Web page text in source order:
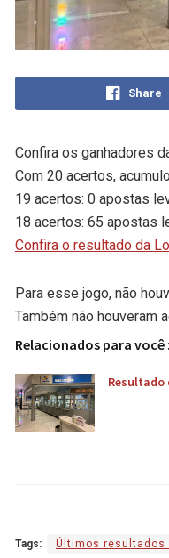
Share
Confira os ganhadores
Com 20 acertos,
19 acertos: 0 apostas
18 acertos: 65 apostas
Confira o resultado da
Para esse jogo, não
Também não houveram
Relacionados para você
Resultado
Tags: Últimos resultados